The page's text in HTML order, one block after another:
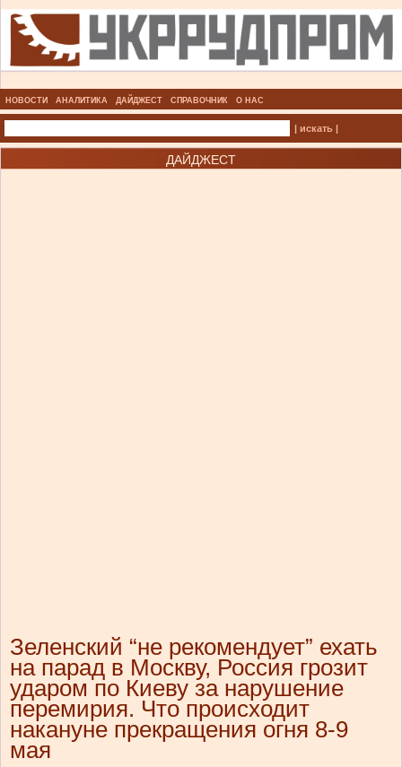
НОВОСТИ АНАЛИТИКА ДАЙДЖЕСТ СПРАВОЧНИК О НАС
| искать |
ДАЙДЖЕСТ
Зеленский “не рекомендует” ехать
на парад в Москву, Россия грозит
ударом по Киеву за нарушение
перемирия. Что происходит
накануне прекращения огня 8-9
мая